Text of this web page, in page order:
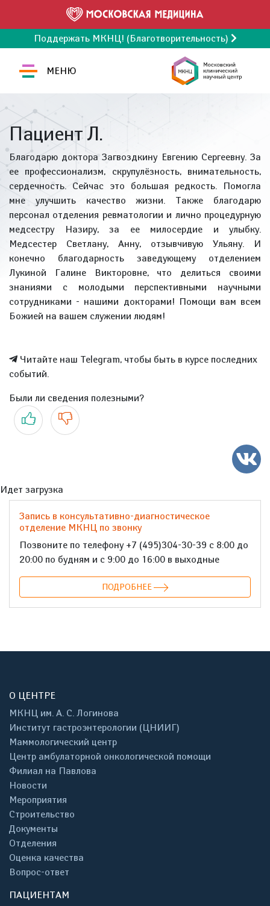
Поддержать МКНЦ! (Благотворительность)
МЕНЮ
Пациент Л.
Благодарю доктора Загвоздкину Евгению Сергеевну. За
ее профессионализм, скрупулёзность, внимательность,
сердечность. Сейчас это большая редкость. Помогла
мне улучшить качество жизни. Также благодарю
персонал отделения ревматологии и лично процедурную
медсестру Назиру, за ее милосердие и улыбку.
Медсестер Светлану, Анну, отзывчивую Ульяну. И
конечно благодарность заведующему отделением
Лукиной Галине Викторовне, что делиться своими
знаниями с молодыми перспективными научными
сотрудниками - нашими докторами! Помощи вам всем
Божией на вашем служении людям!
Читайте наш Telegram, чтобы быть в курсе последних
событий.
Были ли сведения полезными?
Да Нет
Идет загрузка
Запись в консультативно-диагностическое
отделение МКНЦ по звонку
Позвоните по телефону +7 (495)304-30-39 с 8:00 до
20:00 по будням и с 9:00 до 16:00 в выходные
ПОДРОБНЕЕ
О ЦЕНТРЕ
МКНЦ им. А. С. Логинова
Институт гастроэнтерологии (ЦНИИГ)
Маммологический центр
Центр амбулаторной онкологической помощи
Филиал на Павлова
Новости
Мероприятия
Строительство
Документы
Отделения
Оценка качества
Вопрос-ответ
ПАЦИЕНТАМ